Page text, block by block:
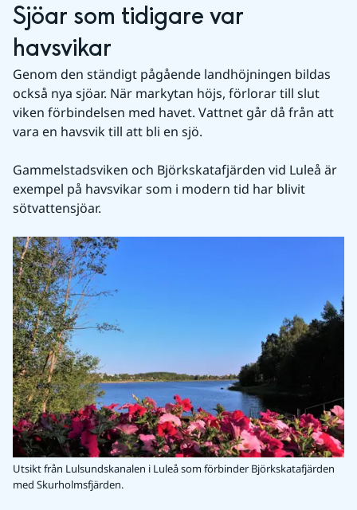
Sjöar som tidigare var
havsvikar
Genom den ständigt pågående landhöjningen bildas
också nya sjöar. När markytan höjs, förlorar till slut
viken förbindelsen med havet. Vattnet går då från att
vara en havsvik till att bli en sjö.
Gammelstadsviken och Björkskatafjärden vid Luleå är
exempel på havsvikar som i modern tid har blivit
sötvattensjöar.
Utsikt från Lulsundskanalen i Luleå som förbinder Björkskatafjärden
med Skurholmsfjärden.